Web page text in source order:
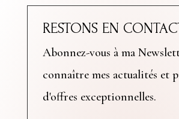
RESTONS EN
Abonnez-vous à ma
connaître mes actualités et
d'offres exceptionnelles.